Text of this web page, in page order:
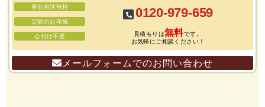
事前相談無料
定額のお布施
心付け不要
0120-979-659
見積もりは無料です。
お気軽にご相談ください！
メールフォームでのお問い合わせ